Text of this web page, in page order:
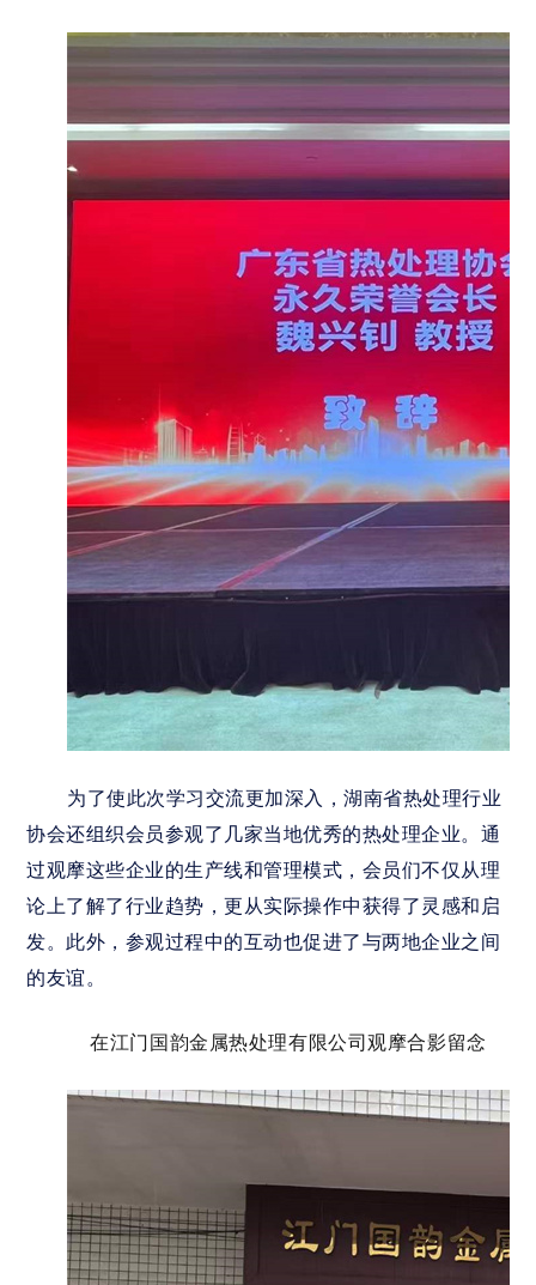
为了使此次学习交流更加深入，湖南省热处理行业
协会还组织会员参观了几家当地优秀的热处理企业。通
过观摩这些企业的生产线和管理模式，会员们不仅从理
论上了解了行业趋势，更从实际操作中获得了灵感和启
发。此外，参观过程中的互动也促进了与两地企业之间
的友谊。
在江门国韵金属热处理有限公司观摩合影留念